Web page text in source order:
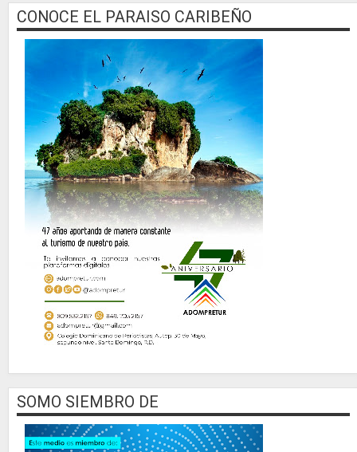
CONOCE EL PARAISO CARIBEÑO
SOMO SIEMBRO DE